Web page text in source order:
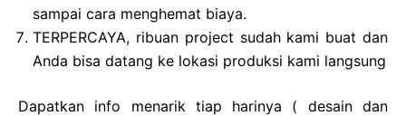
sampai cara menghemat biaya.
TERPERCAYA, ribuan project sudah kami buat dan
Anda bisa datang ke lokasi produksi kami langsung
Dapatkan info menarik tiap harinya ( desain dan